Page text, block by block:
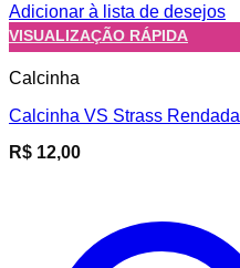
Adicionar à lista de desejos
VISUALIZAÇÃO RÁPIDA
Calcinha
Calcinha VS Strass Rendada
R$ 12,00